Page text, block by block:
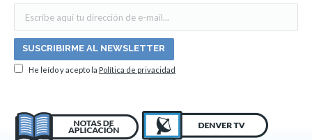
He leído y acepto la Política de privacidad